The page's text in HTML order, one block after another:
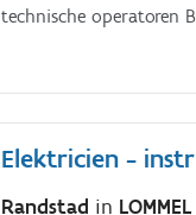
technische operatoren
Elektricien -
Randstad in LOMMEL